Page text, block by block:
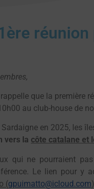
que la première
au club-house de
en 2025, les
vers la côte catalane et
qui ne pourraient
Le lien pour y
(gpuimatto@icloud.com